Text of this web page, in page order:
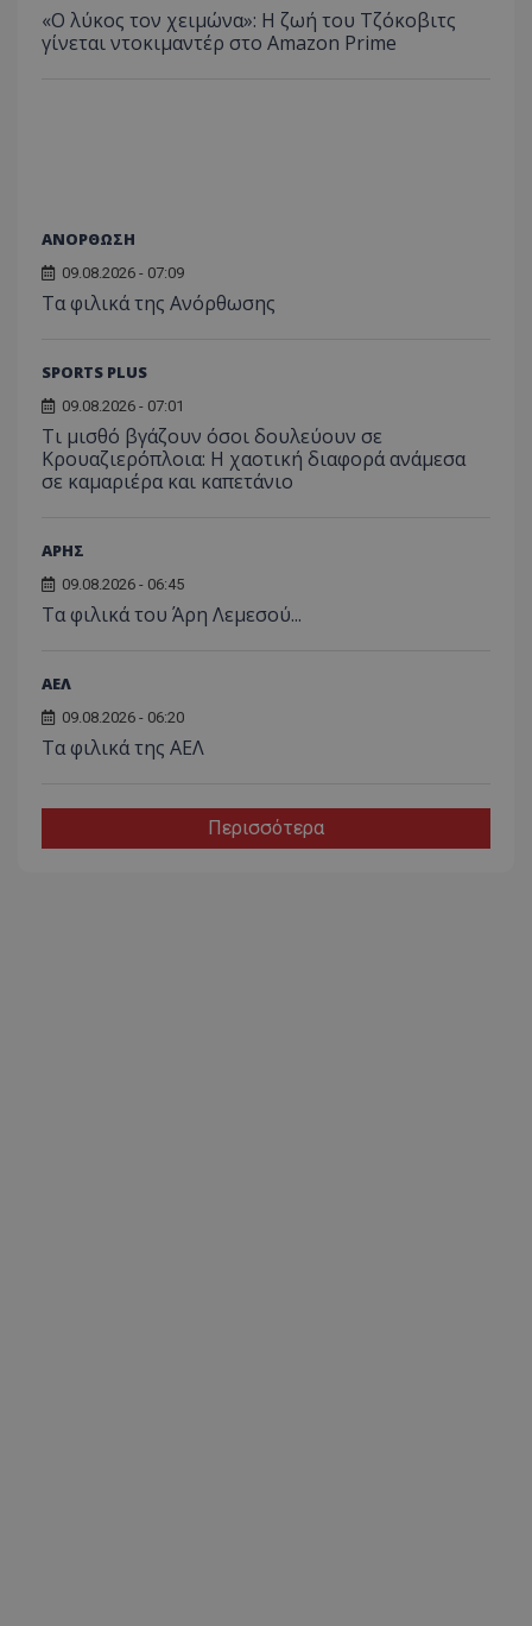
«Ο λύκος τον χειμώνα»: Η ζωή του Τζόκοβιτς
γίνεται ντοκιμαντέρ στο Amazon Prime
ΑΝΟΡΘΩΣΗ
09.08.2026 - 07:09
Τα φιλικά της Ανόρθωσης
SPORTS PLUS
09.08.2026 - 07:01
Τι μισθό βγάζουν όσοι δουλεύουν σε
Κρουαζιερόπλοια: Η χαοτική διαφορά ανάμεσα
σε καμαριέρα και καπετάνιο
ΑΡΗΣ
09.08.2026 - 06:45
Τα φιλικά του Άρη Λεμεσού...
ΑΕΛ
09.08.2026 - 06:20
Τα φιλικά της ΑΕΛ
Περισσότερα